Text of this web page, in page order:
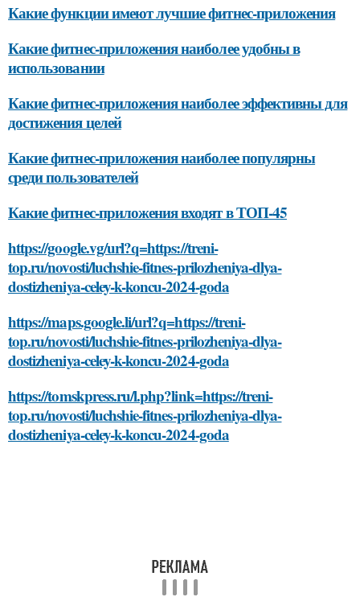
Какие функции имеют лучшие фитнес-приложения
Какие фитнес-приложения наиболее удобны в
использовании
Какие фитнес-приложения наиболее эффективны для
достижения целей
Какие фитнес-приложения наиболее популярны
среди пользователей
Какие фитнес-приложения входят в ТОП-45
https://google.vg/url?q=https://treni-
top.ru/novosti/luchshie-fitnes-prilozheniya-dlya-
dostizheniya-celey-k-koncu-2024-goda
https://maps.google.li/url?q=https://treni-
top.ru/novosti/luchshie-fitnes-prilozheniya-dlya-
dostizheniya-celey-k-koncu-2024-goda
https://tomskpress.ru/l.php?link=https://treni-
top.ru/novosti/luchshie-fitnes-prilozheniya-dlya-
dostizheniya-celey-k-koncu-2024-goda